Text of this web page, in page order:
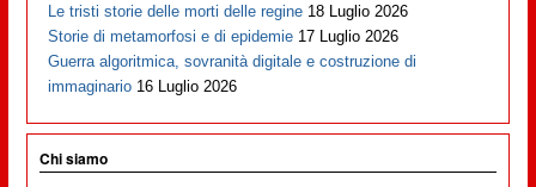
Le tristi storie delle morti delle regine 18 Luglio 2026
Storie di metamorfosi e di epidemie 17 Luglio 2026
Guerra algoritmica, sovranità digitale e costruzione di
immaginario 16 Luglio 2026
Chi siamo